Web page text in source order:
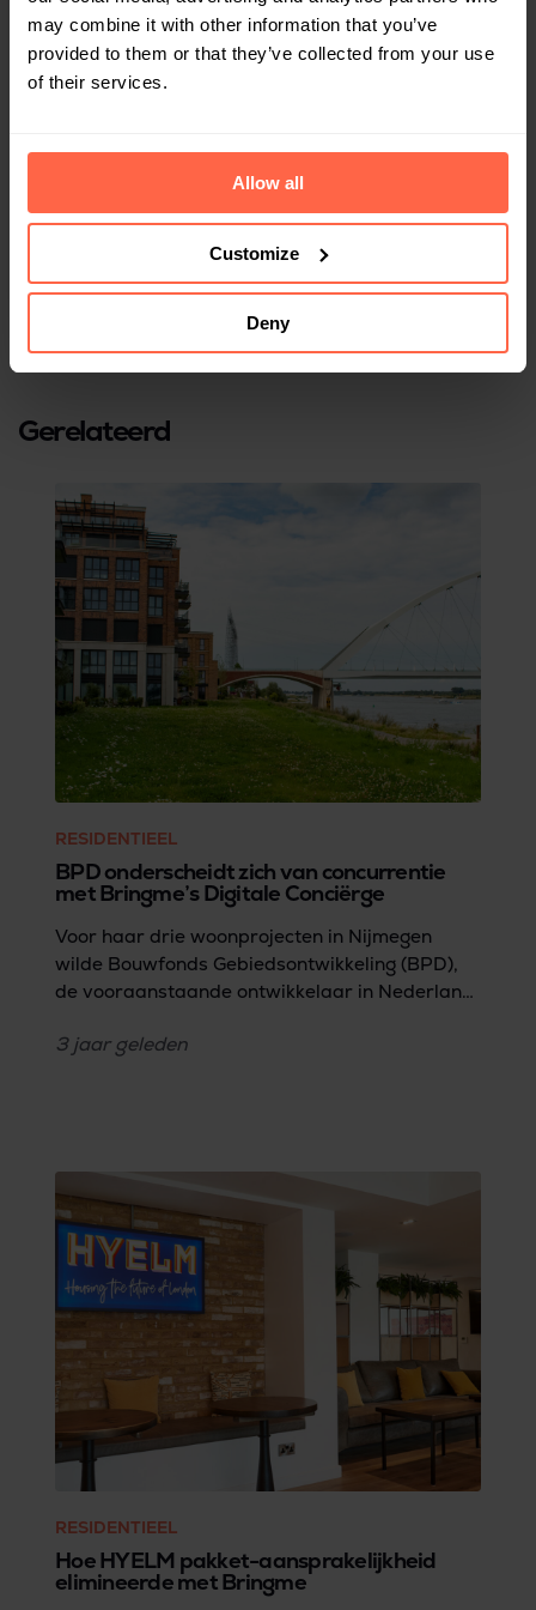
may combine it with other information that you’ve
provided to them or that they’ve collected from your use
of their services.
Allow all
Customize
Deny
efficiënte all-in-one
oplossing voor je
Vraag vandaag nog een demo aan
Gerelateerd
RESIDENTIEEL
BPD onderscheidt zich van concurrentie
met Bringme’s Digitale Conciërge
Voor haar drie woonprojecten in Nijmegen
wilde Bouwfonds Gebiedsontwikkeling (BPD),
de vooraanstaande ontwikkelaar in Nederland,
gebruiksvriendelijkheid de lat extra hoog
Conciërge.
3 jaargeleden
RESIDENTIEEL
Hoe HYELM pakket-aansprakelijkheid
elimineerde met Bringme